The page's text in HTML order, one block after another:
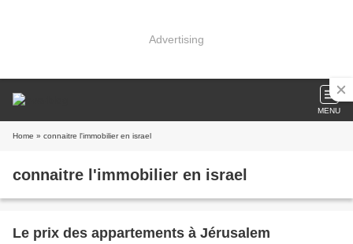
Advertising
MENU
Home » connaitre l'immobilier en israel
connaitre l'immobilier en israel
Le prix des appartements à Jérusalem